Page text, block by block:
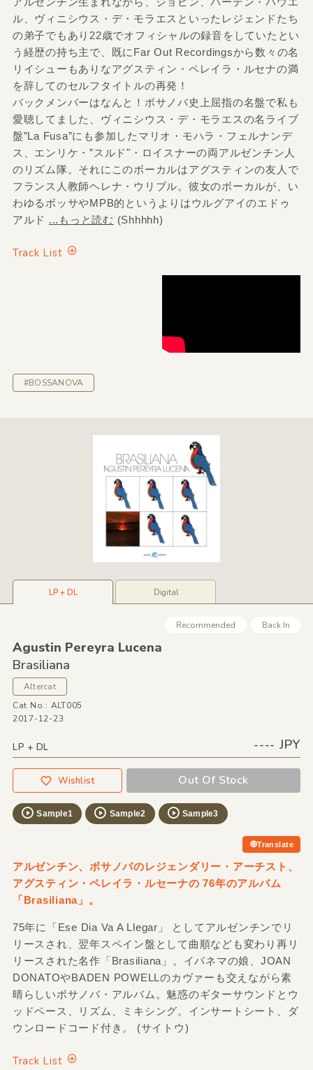
ル、ヴィニシウス・デ・モラエスといったレジェンドたち
の弟子でもあり22歳でオフィシャルの録音をしていたとい
う経歴の持ち主で、既にFar Out Recordingsから数々の名
リイシューもありなアグスティン・ペレイラ・ルセナの満
を辞してのセルフタイトルの再発！
バックメンバーはなんと！ボサノバ史上屈指の名盤で私も
愛聴してました、ヴィニシウス・デ・モラエスの名ライブ
盤”La Fusa”にも参加したマリオ・モハラ・フェルナンデ
ス、エンリケ・”スルド"・ロイスナーの両アルゼンチン人
のリズム隊。それにこのボーカルはアグスティンの友人で
フランス人教師ヘレナ・ウリブル。彼女のボーカルが、い
わゆるボッサやMPB的というよりはウルグアイのエドゥ
アルド ...もっと読む (Shhhhh)
Track List
#BOSSANOVA
LP + DL Digital
Recommended Back In
Agustin Pereyra Lucena
Brasiliana
Altercat
Cat No.: ALT005
2017-12-23
LP + DL ---- JPY
Wishlist Out Of Stock
Sample1 Sample2 Sample3
Translate
アルゼンチン、ボサノバのレジェンダリー・アーチスト、
アグスティン・ペレイラ・ルセーナの 76年のアルバム
「Brasiliana」。
75年に「Ese Dia Va A Llegar」 としてアルゼンチンでリ
リースされ、翌年スペイン盤として曲順なども変わり再リ
リースされた名作「Brasiliana」。イパネマの娘、JOAN
DONATOやBADEN POWELLのカヴァーも交えながら素
晴らしいボサノバ・アルバム。魅惑のギターサウンドとウ
ッドベース、リズム、ミキシング。インサートシート、ダ
ウンロードコード付き。 (サイトウ)
Track List